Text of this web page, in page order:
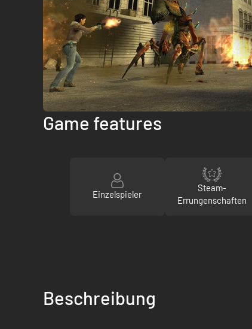
Game features
Einzelspieler
Steam-
Errungenschaften
Beschreibung